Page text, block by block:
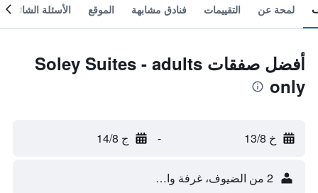
لمحة عن التقييمات فنادق مشابهة الموقع الأسئلة الشائعة
أفضل صفقات Soley Suites - adults
only
خ 13/8 - ج 14/8
2 من الضيوف، غرفة واحدة